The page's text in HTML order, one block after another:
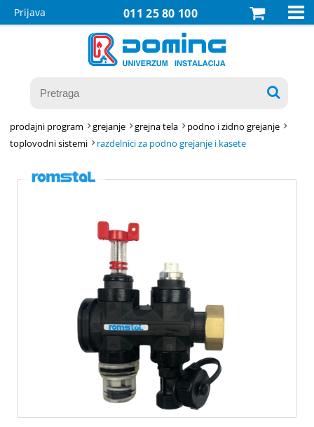
011 25 80 100
Prijava 

prodajni program grejanje grejna tela
podno i zidno grejanje
toplovodni sistemi
razdelnici za podno grejanje i kasete